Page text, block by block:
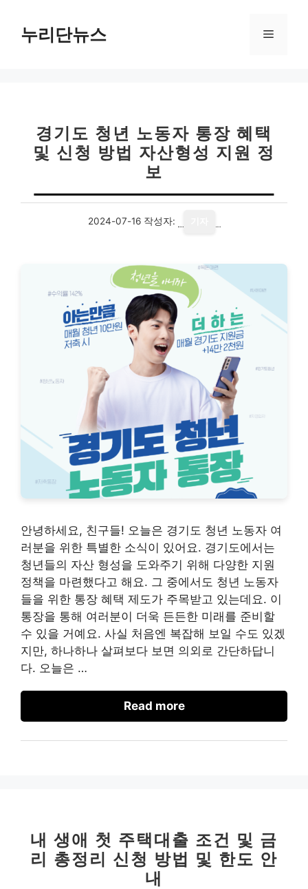
누리단뉴스 메
경기도 청년 노동자 통장 혜택
및 신청 방법 자산형성 지원 정
보
2024-07-16 작성자:
안녕하세요, 친구들! 오늘은 경기도 청년 노동자 여
러분을 위한 특별한 소식이 있어요. 경기도에서는
청년들의 자산 형성을 도와주기 위해 다양한 지원
정책을 마련했다고 해요. 그 중에서도 청년 노동자
들을 위한 통장 혜택 제도가 주목받고 있는데요. 이
통장을 통해 여러분이 더욱 든든한 미래를 준비할
수 있을 거예요. 사실 처음엔 복잡해 보일 수도 있겠
지만, 하나하나 살펴보다 보면 의외로 간단하답니
다. 오늘은 …
Read more
내 생애 첫 주택대출 조건 및 금
리 총정리 신청 방법 및 한도 안
내